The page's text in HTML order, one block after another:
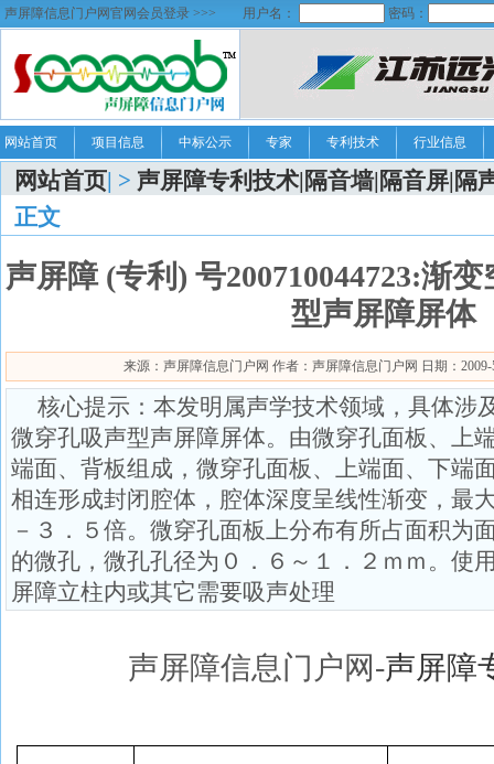
声屏障信息门户网官网会员登录 >>> 用户名： 密码：
网站首页 项目信息 中标公示 专家 专利技术 行业信息
网站首页| > 声屏障专利技术|隔音墙|隔音屏|隔
正文
声屏障 (专利) 号200710044723:渐
型声屏障屏体
来源：声屏障信息门户网 作者：声屏障信息门户网 日期：
核心提示：本发明属声学技术领域，具体涉
微穿孔吸声型声屏障屏体。由微穿孔面板、上
端面、背板组成，微穿孔面板、上端面、下端
相连形成封闭腔体，腔体深度呈线性渐变，最
－３．５倍。微穿孔面板上分布有所占面积为
的微孔，微孔孔径为０．６～１．２ｍｍ。使
屏障立柱内或其它需要吸声处理
声屏障信息门户网-声屏障